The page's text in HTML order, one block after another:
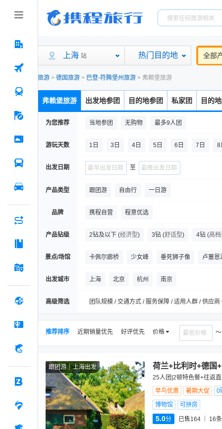
上海 站 热门目的地 全部
旅游 > 德国旅游 > 巴登-符腾堡州旅游 > 弗赖堡旅游
弗赖堡旅游 出发地参团 目的地参团 私家团 目的
为您推荐 当地参团 无购物 最多9人团
游玩天数 1日 3日 4日 5日 6日 7日 8
出发日期 至
产品类型 跟团游 自由行 一日游
品牌 携程自营 程意优选
产品钻级 2钻及以下 (经济型) 3钻 (舒适型) 4钻 (高
景点/场馆 卡佩尔廊桥 少女峰 垂死狮子像 卢塞恩
罗马斗兽场 圣母百花大教堂
出发城市 上海 北京 杭州 南京
高级筛选 团队规模 / 交通方式 / 服务保障 / 适用人群 / 供应商
推荐排序 近期销量优先 好评优先 价格
跟团游 上海出发 荷兰+比利时+德国
25人团|2顿特色餐+往返
早鸟优惠
暑期大促
0
博物馆
可拼房
5.0分 已售164 16